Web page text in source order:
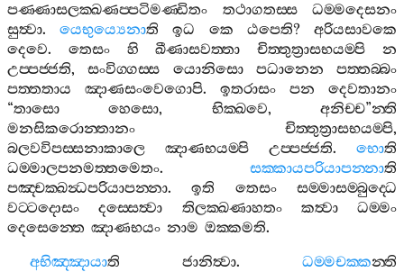
පණ‍්ණාසලක‍්ඛණප‍්පටිමණ‍්ඩිතං
තථාගතස‍්ස
ධම‍්මදෙසනං
සුත්‍වා.යෙභුය්‍යෙනාති ඉධ කෙ ඨපෙති?අරියසාවකෙ
දෙවෙ. තෙසං හි ඛීණාසවත‍්තා චිත‍්තුත්‍රාසභයම‍්පි
න
උප‍්පජ‍්ජති,සංවිග‍්ගස‍්ස යොනිසො පධානෙන
පත‍්තබ‍්බං
පත‍්තතාය
ඤාණසංවෙගොපි. ඉතරාසං පන
දෙවතානං
“තාසො හෙසො, භික‍්ඛවෙ,අනිච‍්ච”න‍්ති
මනසිකරොන‍්තානං
චිත‍්තුත්‍රාසභයම‍්පි,
බලවවිපස‍්සනාකාලෙ
ඤාණභයම‍්පි උප‍්පජ‍්ජති. භොති
ධම‍්මාලපනමත‍්තමෙතං. සක‍්කායපරියාපන‍්නාති
පඤ‍්චක‍්ඛන්‍ධපරියාපන‍්නා.ඉති තෙසං
සම‍්මාසම‍්බුද‍්ධෙ
වට‍්ටදොසං
දස‍්සෙත්‍වා තිලක‍්ඛණාහතං කත්‍වා
ධම‍්මං
දෙසෙන‍්තෙ ඤාණභයං නාම ඔක‍්කමති.
අභිඤ‍්ඤායාති ජානිත්‍වා. ධම‍්මචක‍්කන‍්ති